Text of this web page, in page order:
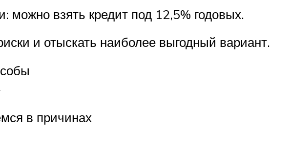
взять кредит под 12,5% годовых.
и отыскать наиболее выгодный вариант.
в причинах